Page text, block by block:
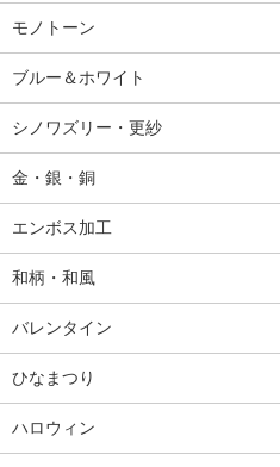
モノトーン
ブルー＆ホワイト
シノワズリー・更紗
金・銀・銅
エンボス加工
和柄・和風
バレンタイン
ひなまつり
ハロウィン